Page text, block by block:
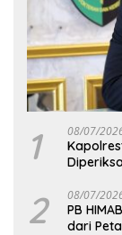
1 08/07/
2 08/07/
PB
dari